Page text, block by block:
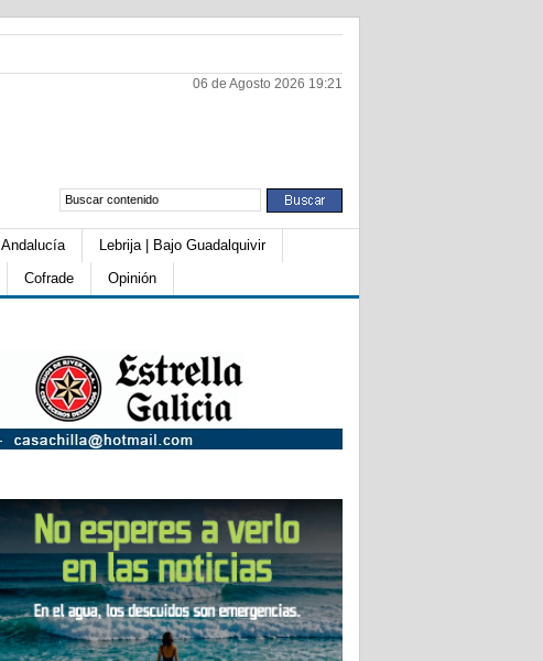
06 de Agosto 2026 19:21
Andalucía
Lebrija | Bajo Guadalquivir
Cofrade Opinión